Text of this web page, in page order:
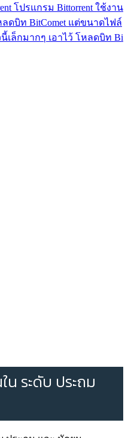
โปรแกรม Bittorrent ใช้งาน
ดบิท BitComet แต่ขนาดไฟล์
เล็กมากๆ เอาไว้ โหลดบิท Bi
น ระดับ ประถม